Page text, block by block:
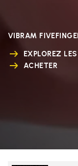
VIBRAM
EXPLOREZ
ACHETER